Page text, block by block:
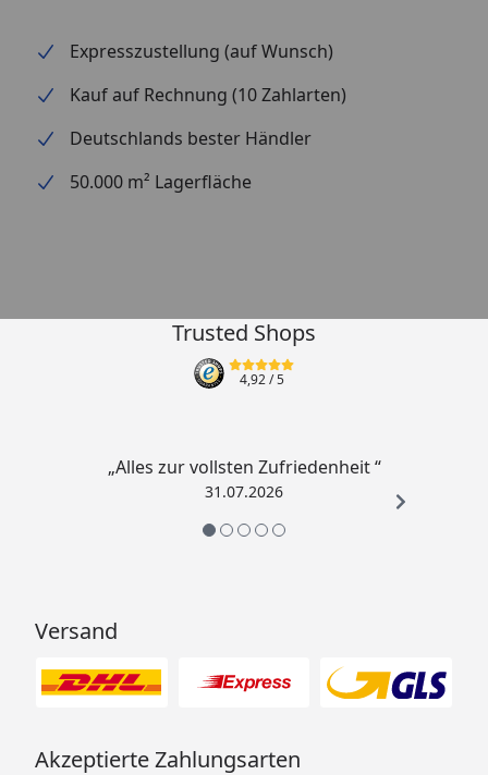
Expresszustellung (auf Wunsch)
Kauf auf Rechnung (10 Zahlarten)
Deutschlands bester Händler
50.000 m² Lagerfläche
Trusted Shops
4,92/ 5
„Alles zur vollsten Zufriedenheit “
31.07.2026
Versand
Akzeptierte Zahlungsarten